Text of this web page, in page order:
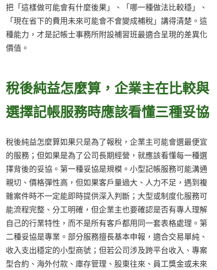
把「這樣做可能會有什麼後果」、「哪一種做法比較穩」、
「現在省下的費用未來可能會不會變成補稅」講得清楚。這
種能力，才是記帳士事務所附設補習班最適合呈現的差異化
價值。
稅後純益怎麼算，企業主在比較與
選擇記帳服務時應該看懂三種妥協
稅後純益怎麼算如果只是為了報稅，企業主可能會選最便宜
的服務；但如果是為了公司長期經營，就應該看懂每一種選
擇背後的妥協。第一種妥協是規模。小型記帳服務可能溝通
親切、價格彈性高，但如果客戶量過大、人力不足，遇到複
雜案件時不一定能即時提供深入判斷；大型或制度化服務可
能流程完整、分工明確，但企業主也要確認是否有專人理解
自己的行業特性，而不是所有客戶都用同一套表格處理。第
二種妥協是專業。部分服務擅長基本申報，適合交易單純、
收入支出穩定的小型商號；但若公司涉及跨平台收入、專案
型合約、海外付款、庫存管理、股東往來、員工獎金或未來